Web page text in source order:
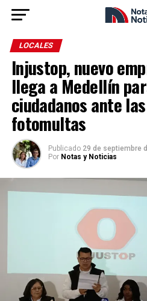
LOCALES
Injustop, nuevo
llega a Medellín
ciudadanos ante
fotomultas
Publicado 29 de septiembre
Por Notas y Noticias